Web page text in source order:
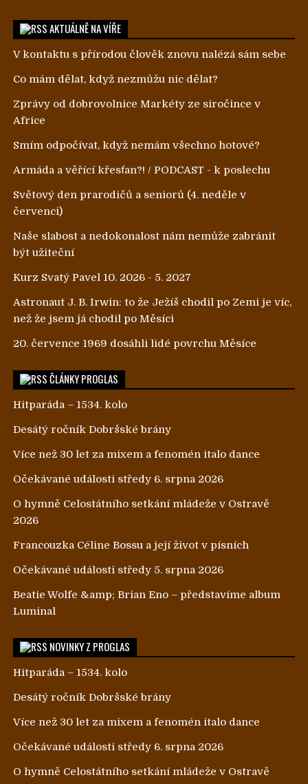
AKTUÁLNĚ NA VÍŘE
V kontaktu s přírodou člověk znovu nalézá sám sebe
Co mám dělat, když nezmůžu nic dělat?
Zprávy od dobrovolnice Markéty ze siročince v
Africe
Smím odpočívat, když nemám všechno hotové?
Armáda a věřící křesťan?! / PODCAST - k poslechu
Světový den prarodičů a seniorů (4. neděle v
červenci)
Naše slabost a nedokonalost nám nemůže zabránit
být užiteční
Kurz Svatý Pavel 10. 2026 - 5. 2027
Astronaut J. B. Irwin: to že Ježíš chodil po Zemi je víc,
než že jsem já chodil po Měsíci
20. července 1969 dosáhli lidé povrchu Měsíce
ČLÁNKY PROGLAS
Hitparáda – 1534. kolo
Desátý ročník Dobršské brány
Více než 30 let za mixem a fenomén italo dance
Očekávané události středy 6. srpna 2026
O hymně Celostátního setkání mládeže v Ostravě
2026
Francouzka Céline Bossu a její život v písních
Očekávané události středy 5. srpna 2026
Beatie Wolfe &amp; Brian Eno – představíme album
Luminal
NOVINKY Z PROGLAS
Hitparáda – 1534. kolo
Desátý ročník Dobršské brány
Více než 30 let za mixem a fenomén italo dance
Očekávané události středy 6. srpna 2026
O hymně Celostátního setkání mládeže v Ostravě